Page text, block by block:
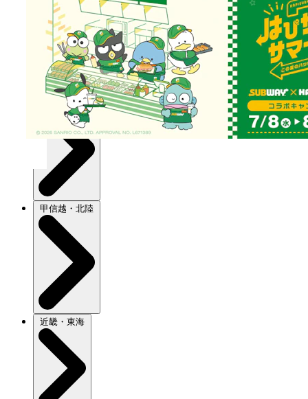
関東
北海道・東北
甲信越・北陸
近畿・東海